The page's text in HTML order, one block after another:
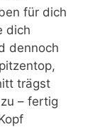
für dich
dich
dennoch
trägst
– fertig